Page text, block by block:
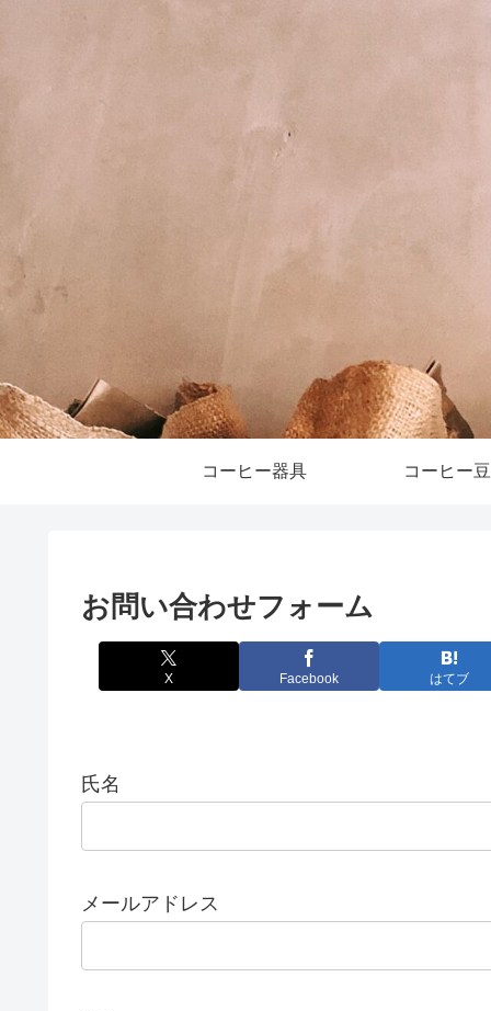
コーヒー器具 コーヒー豆
お問い合わせフォーム
X Facebook はてブ
氏名
メールアドレス